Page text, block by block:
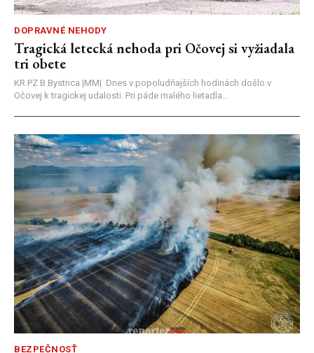
DOPRAVNÉ NEHODY
Tragická letecká nehoda pri Očovej si vyžiadala
tri obete
KR PZ B.Bystrica |MM| Dnes v popoludňajších hodinách došlo v
Očovej k tragickej udalosti. Pri páde malého lietadla...
BEZPEČNOSŤ